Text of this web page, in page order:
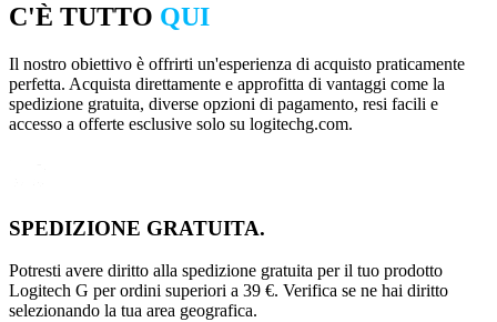
C'È TUTTO QUI
Il nostro obiettivo è offrirti un'esperienza di acquisto praticamente
perfetta. Acquista direttamente e approfitta di vantaggi come la
spedizione gratuita, diverse opzioni di pagamento, resi facili e
accesso a offerte esclusive solo su logitechg.com.
SPEDIZIONE GRATUITA.
Potresti avere diritto alla spedizione gratuita per il tuo prodotto
Logitech G per ordini superiori a 39 €. Verifica se ne hai diritto
selezionando la tua area geografica.